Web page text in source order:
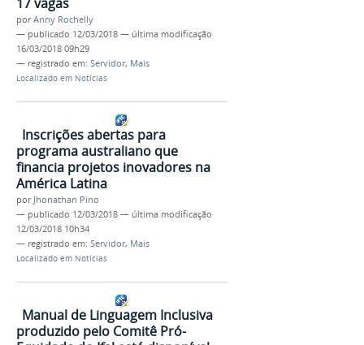
porAnny Rochelly
— publicado 12/03/2018 — última modificação
16/03/2018 09h29
— registrado em: Servidor, Mais
Localizado em Notícias
Inscrições abertas para
programa australiano que
financia projetos inovadores na
América Latina
por Jhonathan Pino
— publicado 12/03/2018 — última modificação
12/03/2018 10h34
— registrado em: Servidor, Mais
Localizado em Notícias
Manual de Linguagem Inclusiva
produzido pelo Comitê Pró-